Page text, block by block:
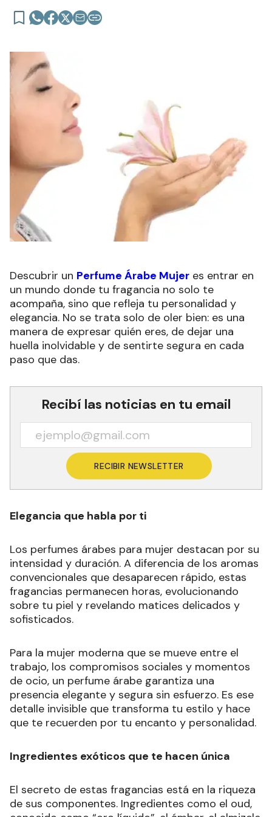
Descubrir un Perfume Árabe Mujer es entrar en
un mundo donde tu fragancia no solo te
acompaña, sino que refleja tu personalidad y
elegancia. No se trata solo de oler bien: es una
manera de expresar quién eres, de dejar una
huella inolvidable y de sentirte segura en cada
paso que das.
Recibí las noticias en tu email
RECIBIR NEWSLETTER
Elegancia que habla por ti
Los perfumes árabes para mujer destacan por su
intensidad y duración. A diferencia de los aromas
convencionales que desaparecen rápido, estas
fragancias permanecen horas, evolucionando
sobre tu piel y revelando matices delicados y
sofisticados.
Para la mujer moderna que se mueve entre el
trabajo, los compromisos sociales y momentos
de ocio, un perfume árabe garantiza una
presencia elegante y segura sin esfuerzo. Es ese
detalle invisible que transforma tu estilo y hace
que te recuerden por tu encanto y personalidad.
Ingredientes exóticos que te hacen única
El secreto de estas fragancias está en la riqueza
de sus componentes. Ingredientes como el oud,